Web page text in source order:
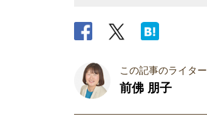
この記事のライター
前佛 朋子